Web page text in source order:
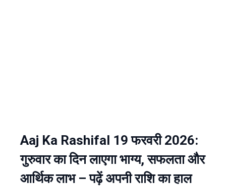
Aaj Ka Rashifal 19 फरवरी 2026:
गुरुवार का दिन लाएगा भाग्य, सफलता और
आर्थिक लाभ – पढ़ें अपनी राशि का हाल